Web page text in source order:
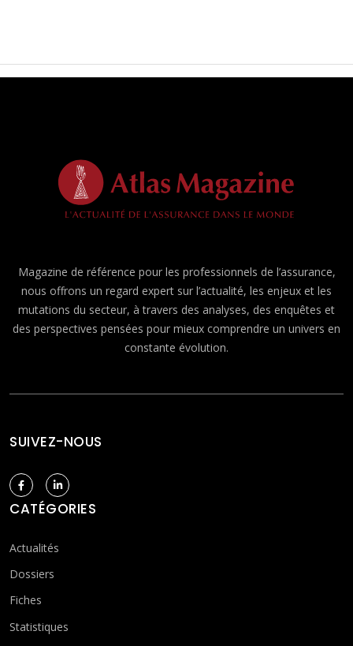
Magazine de référence pour les professionnels de l’assurance,
nous offrons un regard expert sur l’actualité, les enjeux et les
mutations du secteur, à travers des analyses, des enquêtes et
des perspectives pensées pour mieux comprendre un univers en
constante évolution.
SUIVEZ-NOUS
CATÉGORIES
Actualités
Dossiers
Fiches
Statistiques